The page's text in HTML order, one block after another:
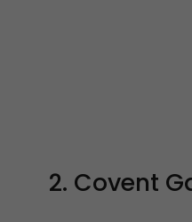
2. Covent